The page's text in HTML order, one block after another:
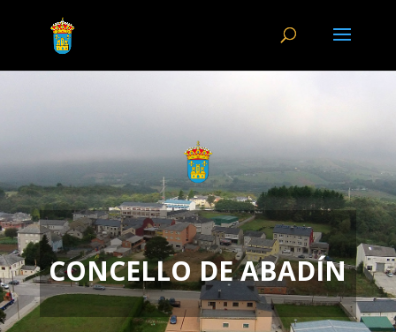
CONCELLO DE ABADÍN